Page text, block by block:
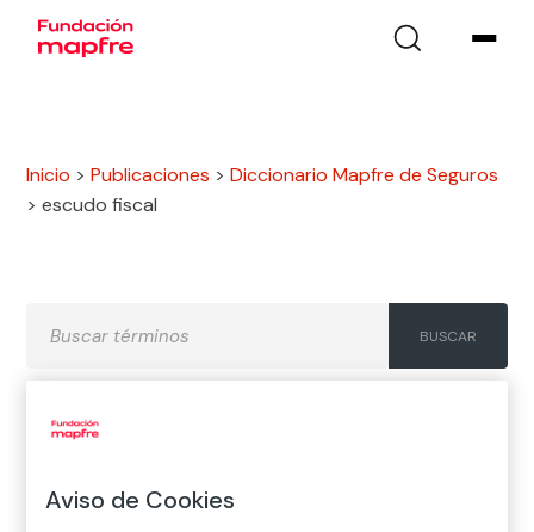
Inicio >Publicaciones >Diccionario Mapfre de Seguros
>escudo fiscal
H
J K
Aviso de Cookies